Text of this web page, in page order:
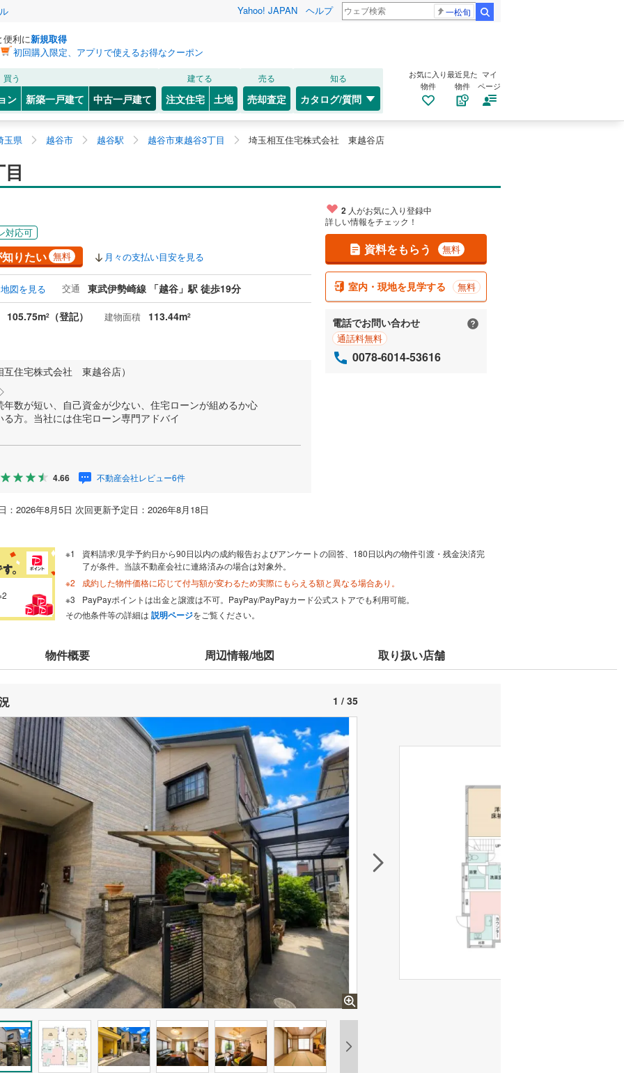
Yahoo! JAPAN ヘルプ 一松旬
便利に新規取得
初回購入限定、アプリで使えるお得なクーポン
買う
ン 新築一戸建て 中古一戸建て
建てる
注文住宅 土地
売る
売却査定
知る
カタログ/質問
お気に入り
物件
最近見た
物件
マイ
ページ
玉県 越谷市 越谷駅 越谷市東越谷3丁目 埼玉相互住宅株式会社 東越谷店
対応可
りたい 無料 月々の支払い目安を見る
地図を見る 交通
東武伊勢崎線 「越谷」駅 徒歩19分
105.75m2 （登記） 建物面積 113.44m2
住宅株式会社 東越谷店）
数が短い、自己資金が少ない、住宅ローンが組めるか心
方。当社には住宅ローン専門アドバイ
4.66 不動産会社レビュー6件
2026年8月5日 次回更新予定日：2026年8月18日
2 人がお気に入り登録中
詳しい情報をチェック！
資料をもらう 無料
室内・現地を見学する 無料
電話でお問い合わせ
通話料無料
0078-6014-53616
資料請求/見学予約日から90日以内の成約報告およびアンケートの回答、180日以内の物件引渡・残金決済完
了が条件。当該不動産会社に連絡済みの場合は対象外。
成約した物件価格に応じて付与額が変わるため実際にもらえる額と異なる場合あり。
PayPayポイントは出金と譲渡は不可。PayPay/PayPayカード公式ストアでも利用可能。
その他条件等の詳細は 説明ページをご覧ください。
物件概要 周辺情報/地図 取り扱い店舗
1 / 35